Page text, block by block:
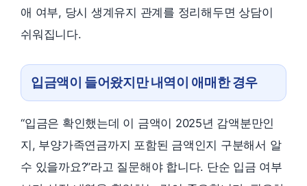
애 여부, 당시 생계유지 관계를 정리해두면 상담이
쉬워집니다.
입금액이 들어왔지만 내역이 애매한 경우
“입금은 확인했는데 이 금액이 2025년 감액분만인
지, 부양가족연금까지 포함된 금액인지 구분해서 알
수 있을까요?”라고 질문해야 합니다. 단순 입금 여부